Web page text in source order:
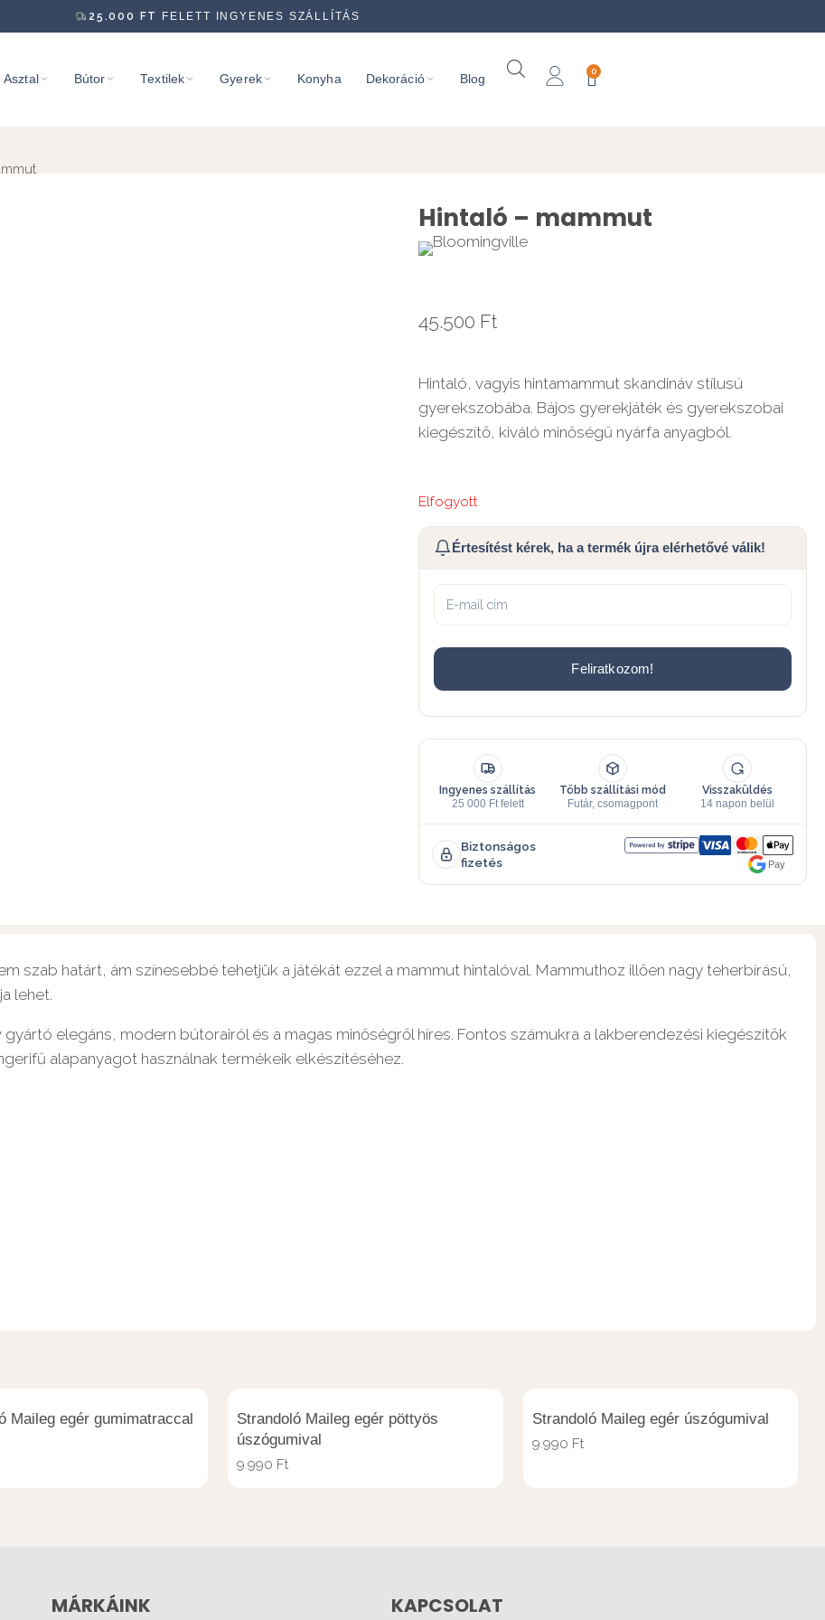
25.000 FT FELETT INGYENES SZÁLLÍTÁS
Asztal Bútor Textilek Gyerek Konyha Dekoráció Blog
0
Hintaló – mammut
45.500 Ft
Hintaló, vagyis hintamammut skandináv stílusú
gyerekszobába. Bájos gyerekjáték és gyerekszobai
kiegészítő, kiváló minőségű nyárfa anyagból.
Elfogyott
Értesítést kérek, ha a termék újra elérhetővé válik!
Feliratkozom!
Ingyenes szállítás
25 000 Ft felett
Több szállítási mód
Futár, csomagpont
Visszaküldés
14 napon belül
Biztonságos
fizetés
Pay
szab határt, ám színesebbé tehetjük a játékát ezzel a mammut hintalóval. Mammuthoz illően nagy teherbírású,
lehet.
elegáns, modern bútorairól és a magas minőségről híres. Fontos számukra a lakberendezési kiegészítők
alapanyagot használnak termékeik elkészítéséhez.
Maileg egér gumimatraccal
Strandoló Maileg egér pöttyös
úszógumival
9.990 Ft
Strandoló Maileg egér úszógumival
9.990 Ft
MÁRKÁINK KAPCSOLAT